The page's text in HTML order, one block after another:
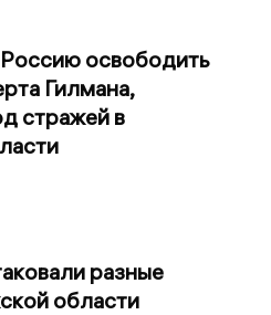
освободить
Гилмана,
стражей в
разные
области